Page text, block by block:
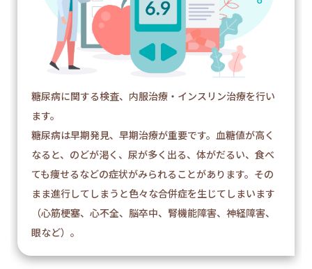
糖尿病に関する検査、内服治療・インスリン治療を行い
ます。
糖尿病は早期発見、早期治療が重要です。血糖値が高く
なると、のどが渇く、尿が多く出る、体がだるい、食べ
ても痩せるなどの症状がみられることがあります。その
まま進行してしまうと色々な合併症を生じてしまいます
（心筋梗塞、心不全、脳卒中、腎機能障害、神経障害、
眼など）。